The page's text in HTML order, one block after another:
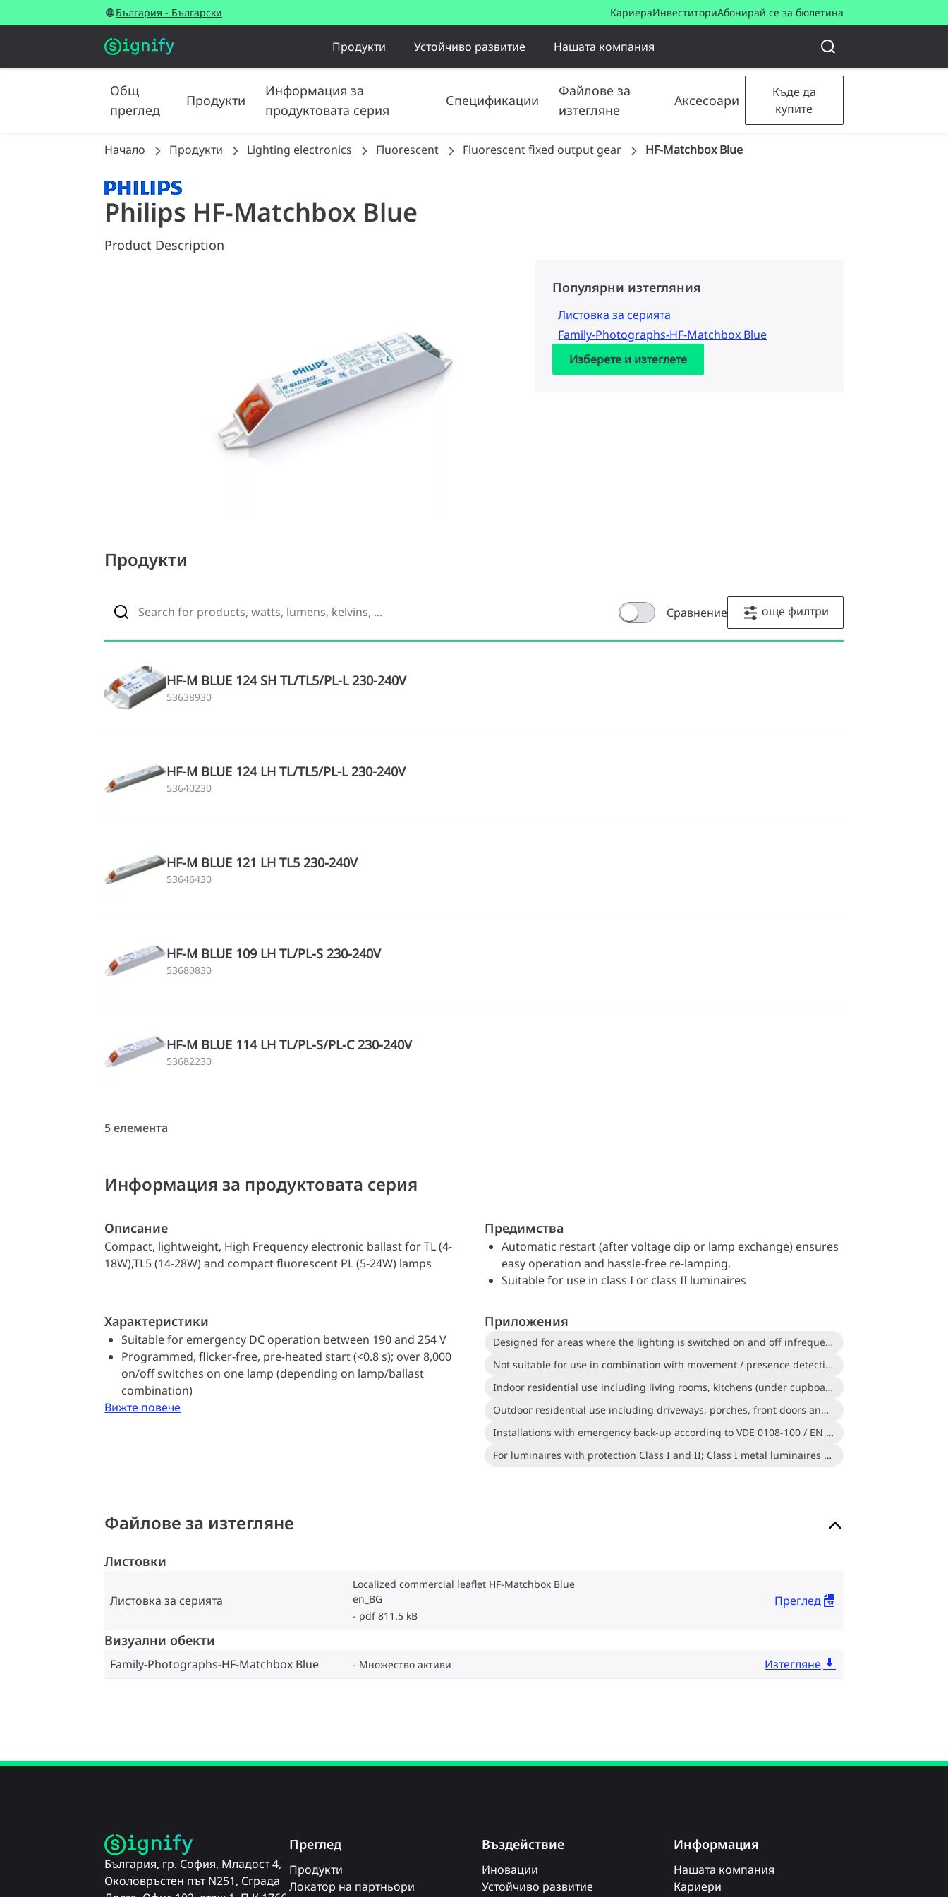
България - Български КариераИнвеститориАбонирай се за бюлетина
Продукти Устойчиво развитие Нашата компания
Общ
преглед
Продукти
Информация за
продуктовата серия
Спецификации
Файлове за
изтегляне
Аксесоари
Къде да
купите
Начало Продукти Lighting electronics Fluorescent Fluorescent fixed output gear HF-Matchbox Blue
Philips HF-Matchbox Blue
Product Description
Популярни изтегляния
Листовка за серията
Family-Photographs-HF-Matchbox Blue
Изберете и изтеглете
Продукти
Сравнение още филтри
HF-M BLUE 124 SH TL/TL5/PL-L 230-240V
53638930
HF-M BLUE 124 LH TL/TL5/PL-L 230-240V
53640230
HF-M BLUE 121 LH TL5 230-240V
53646430
HF-M BLUE 109 LH TL/PL-S 230-240V
53680830
HF-M BLUE 114 LH TL/PL-S/PL-C 230-240V
53682230
5 елемента
Информация за продуктовата серия
Описание
Compact, lightweight, High Frequency electronic ballast for TL (4-
18W),TL5 (14-28W) and compact fluorescent PL (5-24W) lamps
Предимства
Automatic restart (after voltage dip or lamp exchange) ensures
easy operation and hassle-free re-lamping.
Suitable for use in class I or class II luminaires
Характеристики
Suitable for emergency DC operation between 190 and 254 V
Programmed, flicker-free, pre-heated start (<0.8 s); over 8,000
on/off switches on one lamp (depending on lamp/ballast
combination)
Вижте повече
Приложения
Designed for areas where the lighting is switched on and off infrequently
Not suitable for use in combination with movement / presence detection
Indoor residential use including living rooms, kitchens (under cupboards), studies (desktop), bedrooms, halls, staircases and garages
Outdoor residential use including driveways, porches, front doors and galleries
Installations with emergency back-up according to VDE 0108-100 / EN 60598-2-22
For luminaires with protection Class I and II; Class I metal luminaires with earth connection require special measures for EMC compliance
Файлове за изтегляне
Листовки
Листовка за серията
Localized commercial leaflet HF-Matchbox Blue
en_BG
pdf 811.5 kB
Преглед
Визуални обекти
Family-Photographs-HF-Matchbox Blue Множество активи Изтегляне
България, гр. София, Младост 4,
Околовръстен път N251, Сграда
Преглед
Продукти
Локатор на партньори
Въздействие
Иновации
Устойчиво развитие
Информация
Нашата компания
Кариери